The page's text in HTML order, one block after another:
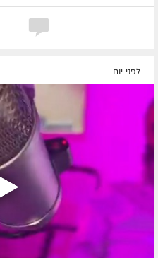
לפני יום